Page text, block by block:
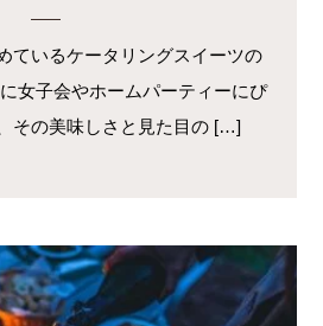
ているケータリングスイーツの
女子会やホームパーティーにぴ
その美味しさと見た目の […]